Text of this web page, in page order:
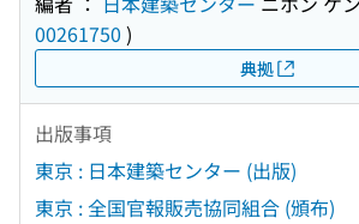
00261750 )
典拠
出版事項
東京 : 日本建築センター (出版)
東京 : 全国官報販売協同組合 (頒布)